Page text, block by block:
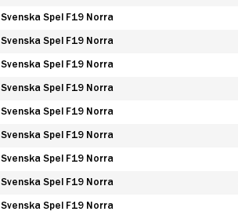
Svenska Spel F19 Norra
Svenska Spel F19 Norra
Svenska Spel F19 Norra
Svenska Spel F19 Norra
Svenska Spel F19 Norra
Svenska Spel F19 Norra
Svenska Spel F19 Norra
Svenska Spel F19 Norra
Svenska Spel F19 Norra